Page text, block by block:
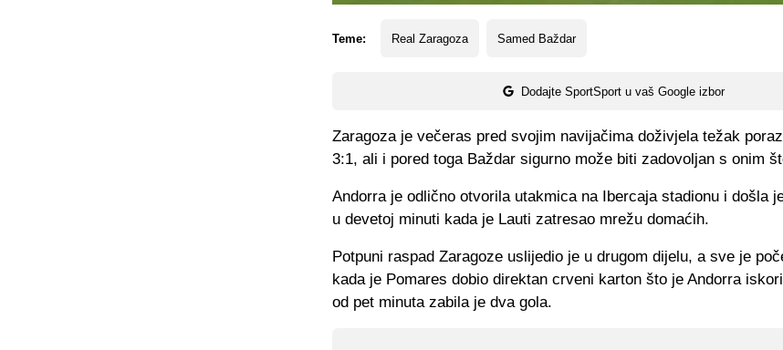
Teme: Real Zaragoza Samed Baždar
Dodajte SportSport u vaš Google izbor
Zaragoza je večeras pred svojim navijačima doživjela težak
3:1, ali i pored toga Baždar sigurno može biti zadovoljan s onim
Andorra je odlično otvorila utakmica na Ibercaja stadionu i došla
u devetoj minuti kada je Lauti zatresao mrežu domaćih.
Potpuni raspad Zaragoze uslijedio je u drugom dijelu, a sve je
kada je Pomares dobio direktan crveni karton što je Andorra
od pet minuta zabila je dva gola.